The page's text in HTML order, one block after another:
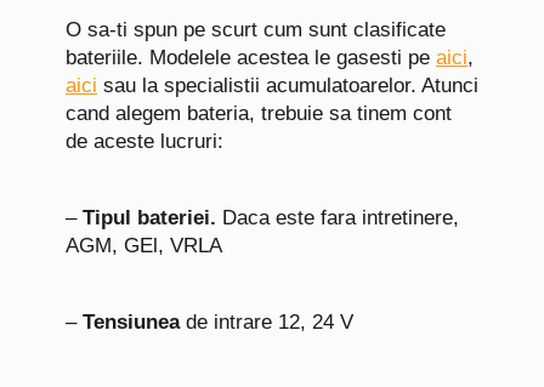
O sa-ti spun pe scurt cum sunt clasificate
bateriile. Modelele acestea le gasesti pe aici,
aici sau la specialistii acumulatoarelor. Atunci
cand alegem bateria, trebuie sa tinem cont
de aceste lucruri:
– Tipul bateriei. Daca este fara intretinere,
AGM, GEl, VRLA
– Tensiuneade intrare 12, 24 V